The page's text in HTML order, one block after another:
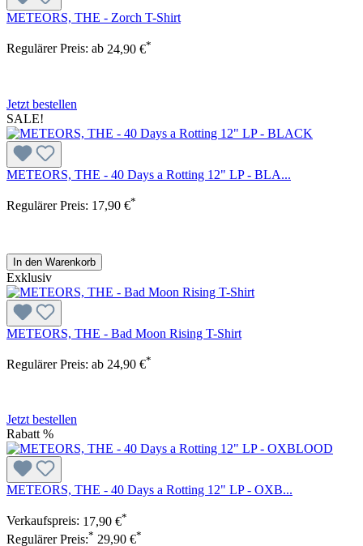
METEORS, THE - Zorch T-Shirt
Regulärer Preis: ab 24,90 €*
Jetzt bestellen
SALE!
METEORS, THE - 40 Days a Rotting 12" LP - BLA...
Regulärer Preis: 17,90 €*
In den Warenkorb
Exklusiv
METEORS, THE - Bad Moon Rising T-Shirt
Regulärer Preis: ab 24,90 €*
Jetzt bestellen
Rabatt %
METEORS, THE - 40 Days a Rotting 12" LP - OXB...
Verkaufspreis: 17,90 €*
Regulärer Preis:* 29,90 €*